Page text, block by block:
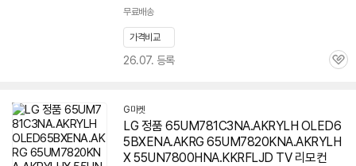
무료배송
가격비교
26.07. 등록
관
G마켓
LG 정품 65UM781C3NA.AKRYLH OLED6
5BXENA.AKRG 65UM7820KNA.AKRYLH
X 55UN7800HNA.KKRFLJD TV 리모컨